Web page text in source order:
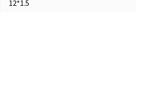
12*1.5